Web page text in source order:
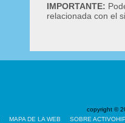
IMPORTANTE:
relacionada con el
copyright ©
MAPA DE LA WEB SOBRE